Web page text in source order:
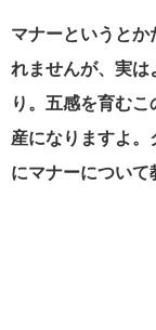
マナーというとか
れませんが、実は
り。 五感を育むこ
産になりますよ
にマナーについて